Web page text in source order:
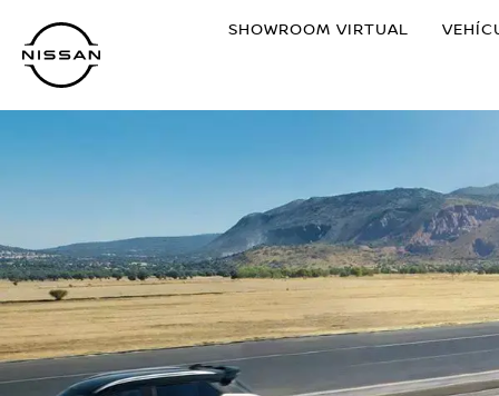
contenido
principal
SHOWROOM VIRTUAL